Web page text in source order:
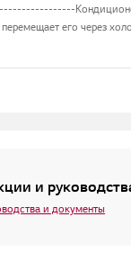
его через
и
и документы